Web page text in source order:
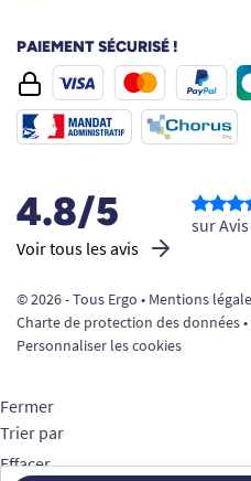
PAIEMENT SÉCURISÉ !
4.8/5
Voir tous les avis
sur
© 2026 - Tous Ergo • Mentions
Charte de protection des données•
Personnaliser les cookies
Fermer
Trier par
Effacer